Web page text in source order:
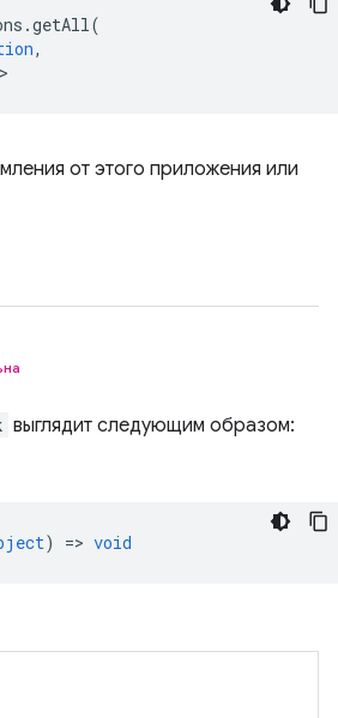
.getAll(
,
от этого приложения или
выглядит следующим образом:
) => void